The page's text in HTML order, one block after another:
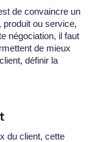
de convaincre un
produit ou service,
négociation, il faut
de mieux
définir la
du client, cette